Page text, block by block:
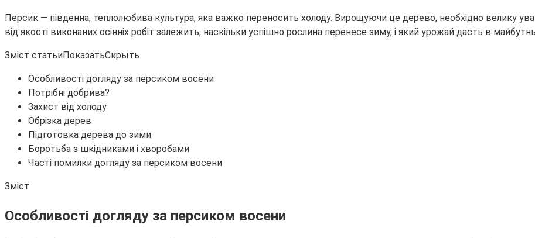
Персик — південна, теплолюбива культура, яка важко переносить холоду. Вирощуючи це дерево, необхідно велику
від якості виконаних осінніх робіт залежить, наскільки успішно рослина перенесе зиму, і який урожай дасть в
Зміст статьиПоказатьСкрыть
Особливості догляду за персиком восени
Потрібні добрива?
Захист від холоду
Обрізка дерев
Підготовка дерева до зими
Боротьба з шкідниками і хворобами
Часті помилки догляду за персиком восени
Зміст
Особливості догляду за персиком восени